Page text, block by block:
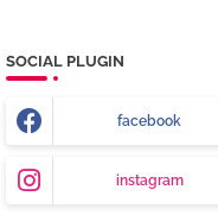
SOCIAL PLUGIN
facebook
instagram